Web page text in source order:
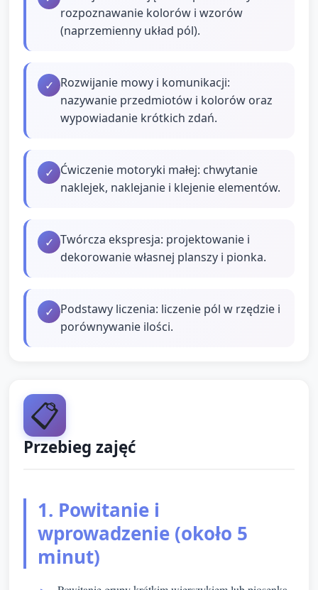
rozpoznawanie kolorów i wzorów
(naprzemienny układ pól).
✓ Rozwijanie mowy i komunikacji:
nazywanie przedmiotów i kolorów oraz
wypowiadanie krótkich zdań.
✓ Ćwiczenie motoryki małej: chwytanie
naklejek, naklejanie i klejenie elementów.
✓ Twórcza ekspresja: projektowanie i
dekorowanie własnej planszy i pionka.
✓ Podstawy liczenia: liczenie pól w rzędzie i
porównywanie ilości.
📋
Przebieg zajęć
1. Powitanie i
wprowadzenie (około 5
minut)